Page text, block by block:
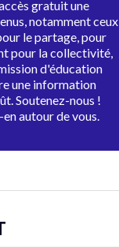
gratuit une
notamment ceux
le partage, pour
pour la collectivité,
d'éducation
une information
Soutenez-nous !
autour de vous.